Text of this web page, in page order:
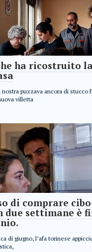
ha ricostruito la
nostra puzzava ancora di stucco
villetta
di comprare
due settimane è
di giugno, l’afa torinese